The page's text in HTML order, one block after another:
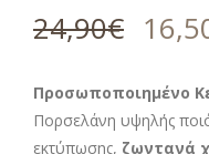
24,90€
Προσωποποιημένο
Πορσελάνη υψηλής
εκτύπωσης, ζωντανά